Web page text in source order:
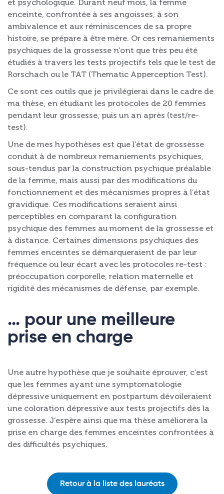
et psychologique. Durant neuf mois, la femme
enceinte, confrontée à ses angoisses, à son
ambivalence et aux réminiscences de sa propre
histoire, se prépare à être mère. Or ces remaniements
psychiques de la grossesse n’ont que très peu été
étudiés à travers les tests projectifs tels que le test de
Rorschach ou le TAT (Thematic Apperception Test).
Ce sont ces outils que je privilégierai dans le cadre de
ma thèse, en étudiant les protocoles de 20 femmes
pendant leur grossesse, puis un an après (test/re-
test).
Une de mes hypothèses est que l’état de grossesse
conduit à de nombreux remaniements psychiques,
sous-tendus par la construction psychique préalable
de la femme, mais aussi par des modifications du
fonctionnement et des mécanismes propres à l’état
gravidique. Ces modifications seraient ainsi
perceptibles en comparant la configuration
psychique des femmes au moment de la grossesse et
à distance. Certaines dimensions psychiques des
femmes enceintes se démarqueraient de par leur
fréquence ou leur écart avec les protocoles re-test :
préoccupation corporelle, relation maternelle et
rigidité des mécanismes de défense, par exemple.
… pour une meilleure
prise en charge
Une autre hypothèse que je souhaite éprouver, c’est
que les femmes ayant une symptomatologie
dépressive uniquement en postpartum dévoileraient
une coloration dépressive aux tests projectifs dès la
grossesse. J’espère ainsi que ma thèse améliorera la
prise en charge des femmes enceintes confrontées à
des difficultés psychiques.
Retour à la liste des lauréats